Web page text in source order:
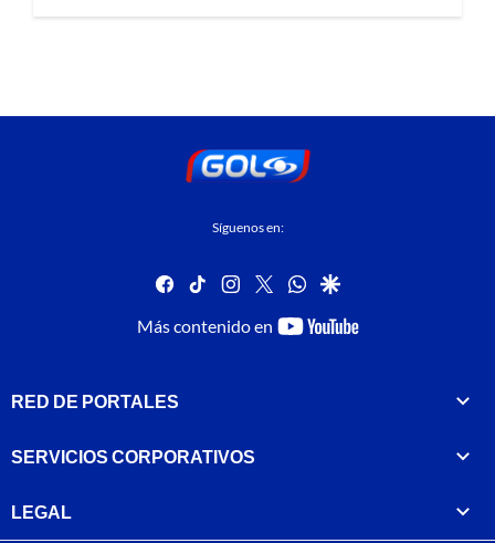
Síguenos en:
facebook
tiktok instagram
twitterwhatsapp
google
Más contenido en
youtube-
RED DE PORTALES
SERVICIOS CORPORATIVOS
LEGAL